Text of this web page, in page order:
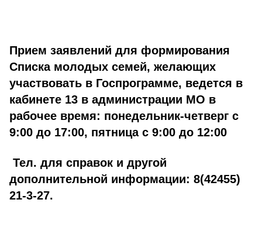
Прием заявлений для формирования
Списка молодых семей, желающих
участвовать в Госпрограмме, ведется в
кабинете 13 в администрации МО в
рабочее время: понедельник-четверг с
9:00 до 17:00, пятница с 9:00 до 12:00
Тел. для справок и другой
дополнительной информации: 8(42455)
21-3-27.